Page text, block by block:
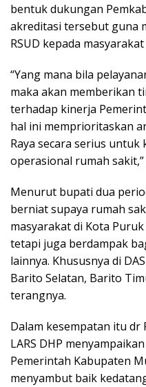
bentuk dukungan
akreditasi tersebut guna
RSUD kepada
“Yang mana bila
maka akan memberikan
terhadap kinerja
hal ini memprioritaskan
Raya secara serius
operasional rumah
Menurut bupati dua
berniat supaya rumah
masyarakat di Kota
tetapi juga berdampak
lainnya. Khususnya di
Barito Selatan, Barito
terangnya.
Dalam kesempatan itu dr
LARS DHP
Pemerintah Kabupaten
menyambut baik